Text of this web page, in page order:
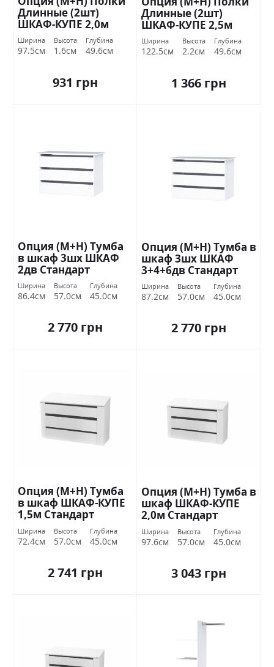
Длинные (2шт)
ШКАФ-КУПЕ 2,0м
Стандарт
Ширина
97.5см
Высота
1.6см
Глубина
49.6см
931 грн
Длинные (2шт)
ШКАФ-КУПЕ 2,5м
Стандарт
Ширина
122.5см
Высота
2.2см
Глубина
49.6см
1 366 грн
Опция (М+Н) Тумба
в шкаф 3шх ШКАФ
2дв Стандарт
Ширина
86.4см
Высота
57.0см
Глубина
45.0см
2 770 грн
Опция (М+Н) Тумба в
шкаф 3шх ШКАФ
3+4+6дв Стандарт
Ширина
87.2см
Высота
57.0см
Глубина
45.0см
2 770 грн
Опция (М+Н) Тумба
в шкаф ШКАФ-КУПЕ
1,5м Стандарт
Ширина
72.4см
Высота
57.0см
Глубина
45.0см
2 741 грн
Опция (М+Н) Тумба в
шкаф ШКАФ-КУПЕ
2,0м Стандарт
Ширина
97.6см
Высота
57.0см
Глубина
45.0см
3 043 грн